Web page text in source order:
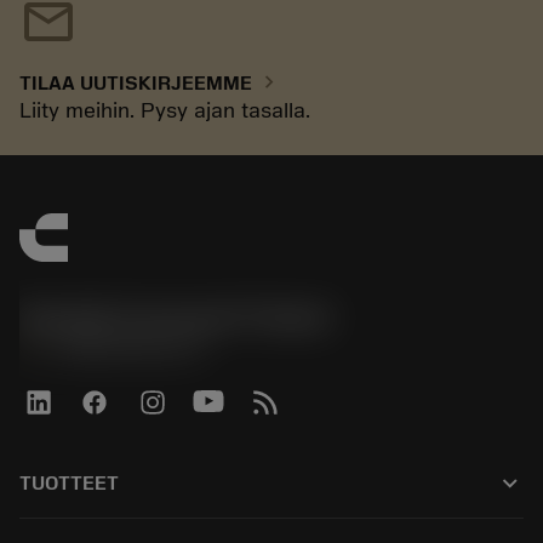
mail
TILAA UUTISKIRJEEMME chevron_right
Liity meihin. Pysy ajan tasalla.
TUOTTEET keyboard_arrow_down